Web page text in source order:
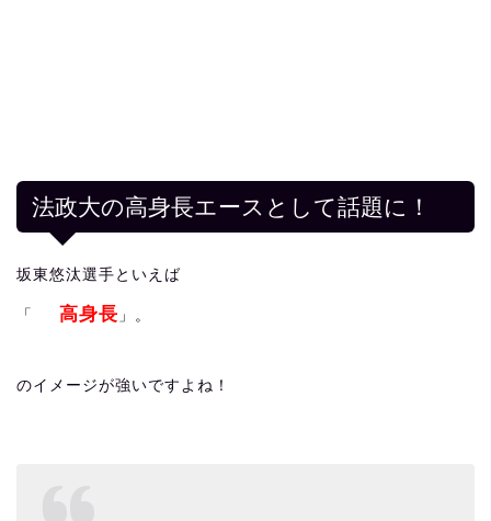
法政大の高身長エースとして話題に！
坂東悠汰選手といえば
「 高身長 」。
のイメージが強いですよね！